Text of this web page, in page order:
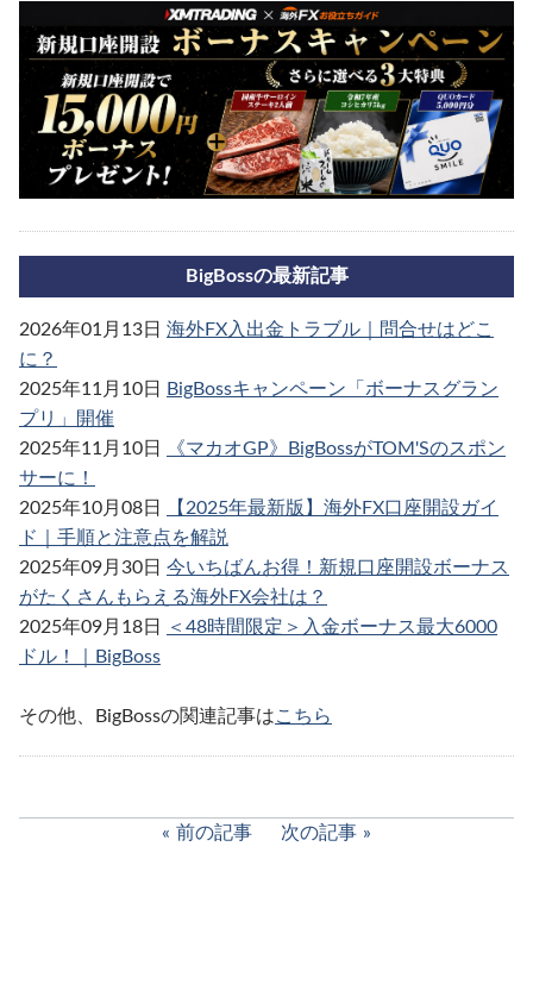
BigBossの最新記事
2026年01月13日 海外FX入出金トラブル｜問合せはどこ
に？
2025年11月10日 BigBossキャンペーン「ボーナスグラン
プリ」開催
2025年11月10日
《マカオGP》BigBossがTOM'Sのスポン
サーに！
2025年10月08日
【2025年最新版】海外FX口座開設ガイ
ド｜手順と注意点を解説
2025年09月30日 今いちばんお得！新規口座開設ボーナス
がたくさんもらえる海外FX会社は？
2025年09月18日
＜48時間限定＞入金ボーナス最大6000
ドル！｜BigBoss
その他、BigBossの関連記事はこちら
前の記事 次の記事